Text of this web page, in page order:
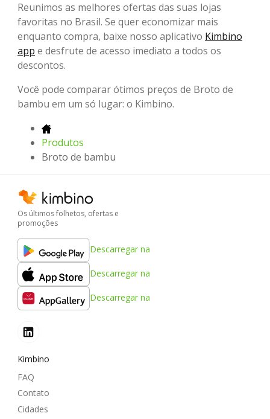
Reunimos as melhores ofertas das suas lojas
favoritas no Brasil. Se quer economizar mais
enquanto compra, baixe nosso aplicativo Kimbino
app e desfrute de acesso imediato a todos os
descontos.
Você pode comparar ótimos preços de Broto de
bambu em um só lugar: o Kimbino.
Produtos
Broto de bambu
Os últimos folhetos, ofertas e
promoções
Descarregar na
Descarregar na
Descarregar na
Kimbino
FAQ
Contato
Cidades